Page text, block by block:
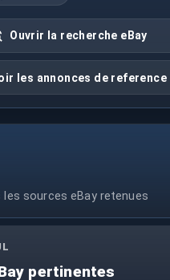
Ouvrir la recherche eBay
les annonces de reference
les sources eBay retenues
pertinentes